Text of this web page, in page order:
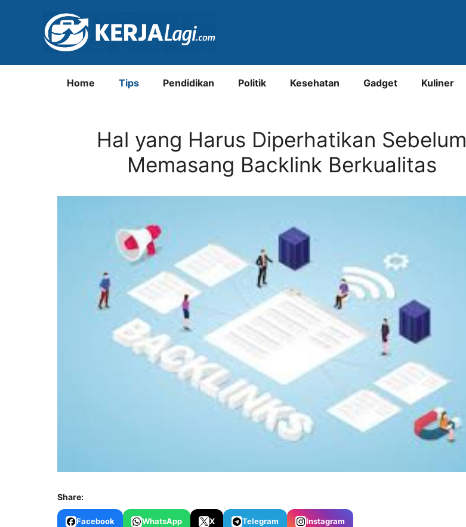
Home Tips Pendidikan Politik Kesehatan Gadget Kuliner
Hal yang Harus Diperhatikan Sebelum
Memasang Backlink Berkualitas
Share:
Facebook WhatsApp X Telegram Instagram